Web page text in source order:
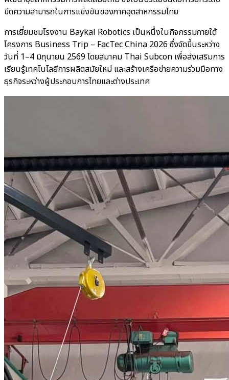
ขีดความสามารถในการแข่งขันของภาคอุตสาหกรรมไทย
การเยี่ยมชมโรงงาน Baykal Robotics เป็นหนึ่งในกิจกรรมภายใต้
โครงการ Business Trip – FacTec China 2026 ซึ่งจัดขึ้นระหว่าง
วันที่ 1–4 มิถุนายน 2569 โดยสมาคม Thai Subcon เพื่อส่งเสริมการ
เรียนรู้เทคโนโลยีการผลิตสมัยใหม่ และสร้างเครือข่ายความร่วมมือทาง
ธุรกิจระหว่างผู้ประกอบการไทยและต่างประเทศ